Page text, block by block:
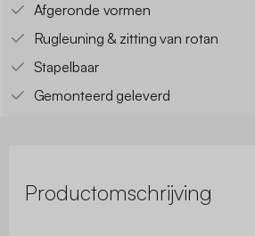
Afgeronde vormen
Rugleuning & zitting van rotan
Stapelbaar
Gemonteerd geleverd
Productomschrijving